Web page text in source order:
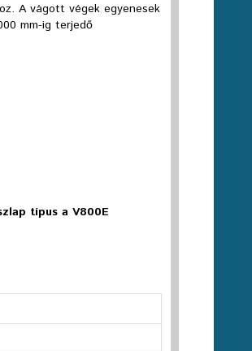
A vágott végek egyenesek
mm-ig terjedő
típus a V800E